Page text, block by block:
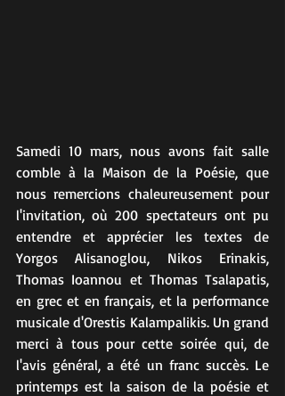
Samedi 10 mars, nous avons fait salle
comble à la Maison de la Poésie, que
nous remercions chaleureusement pour
l'invitation, où 200 spectateurs ont pu
entendre et apprécier les textes de
Yorgos Alisanoglou, Nikos Erinakis,
Thomas Ioannou et Thomas Tsalapatis,
en grec et en français, et la performance
musicale d'Orestis Kalampalikis. Un grand
merci à tous pour cette soirée qui, de
l'avis général, a été un franc succès. Le
printemps est la saison de la poésie et